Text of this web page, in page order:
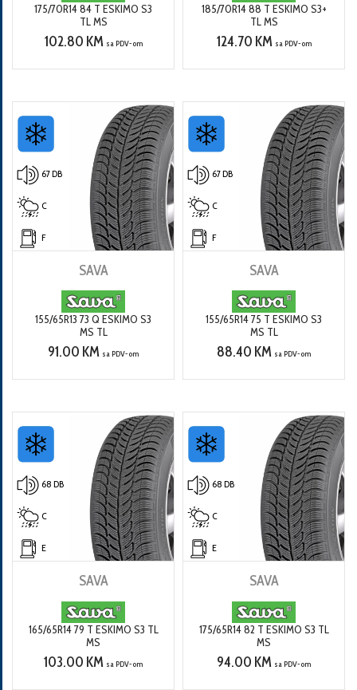
175/70R14 84 T ESKIMO S3
TL MS
102.80 KM sa PDV-om
185/70R14 88 T ESKIMO S3+
TL MS
124.70 KM sa PDV-om
67 DB
C
F
SAVA
155/65R13 73 Q ESKIMO S3
MS TL
91.00 KM sa PDV-om
67 DB
C
F
SAVA
155/65R14 75 T ESKIMO S3
MS TL
88.40 KM sa PDV-om
68 DB
C
E
SAVA
165/65R14 79 T ESKIMO S3 TL
MS
103.00 KM sa PDV-om
68 DB
C
E
SAVA
175/65R14 82 T ESKIMO S3 TL
MS
94.00 KM sa PDV-om